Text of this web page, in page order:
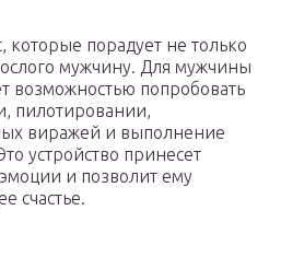
которые порадует не только
мужчину. Для мужчины
возможностью попробовать
пилотировании,
виражей и выполнение
устройство принесет
и позволит ему
счастье.